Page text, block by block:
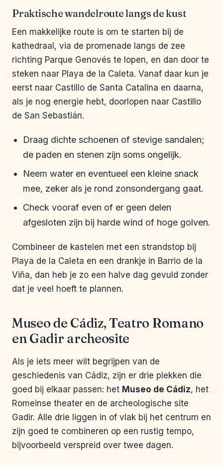
Praktische wandelroute langs de kust
Een makkelijke route is om te starten bij de
kathedraal, via de promenade langs de zee
richting Parque Genovés te lopen, en dan door te
steken naar Playa de la Caleta. Vanaf daar kun je
eerst naar Castillo de Santa Catalina en daarna,
als je nog energie hebt, doorlopen naar Castillo
de San Sebastián.
Draag dichte schoenen of stevige sandalen;
de paden en stenen zijn soms ongelijk.
Neem water en eventueel een kleine snack
mee, zeker als je rond zonsondergang gaat.
Check vooraf even of er geen delen
afgesloten zijn bij harde wind of hoge golven.
Combineer de kastelen met een strandstop bij
Playa de la Caleta en een drankje in Barrio de la
Viña, dan heb je zo een halve dag gevuld zonder
dat je veel hoeft te plannen.
Museo de Cádiz, Teatro Romano
en Gadir archeosite
Als je iets meer wilt begrijpen van de
geschiedenis van Cádiz, zijn er drie plekken die
goed bij elkaar passen: het Museo de Cádiz, het
Romeinse theater en de archeologische site
Gadir. Alle drie liggen in of vlak bij het centrum en
zijn goed te combineren op een rustig tempo,
bijvoorbeeld verspreid over twee dagen.